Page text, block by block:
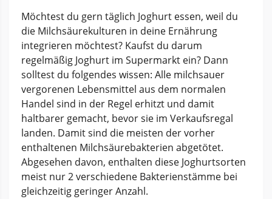
Möchtest du gern täglich Joghurt essen, weil du
die Milchsäurekulturen in deine Ernährung
integrieren möchtest? Kaufst du darum
regelmäßig Joghurt im Supermarkt ein? Dann
solltest du folgendes wissen: Alle milchsauer
vergorenen Lebensmittel aus dem normalen
Handel sind in der Regel erhitzt und damit
haltbarer gemacht, bevor sie im Verkaufsregal
landen. Damit sind die meisten der vorher
enthaltenen Milchsäurebakterien abgetötet.
Abgesehen davon, enthalten diese Joghurtsorten
meist nur 2 verschiedene Bakterienstämme bei
gleichzeitig geringer Anzahl.